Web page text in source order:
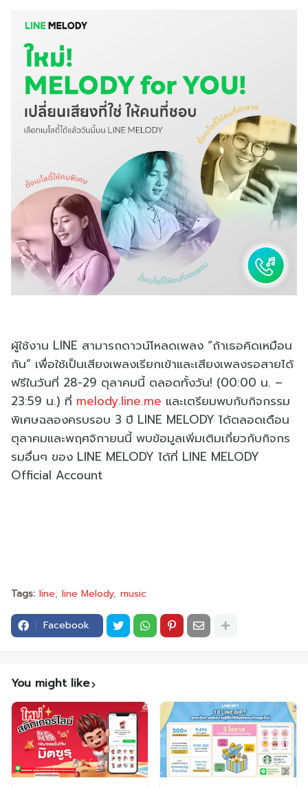
ผู้ใช้งาน LINE สามารถดาวน์โหลดเพลง “ถ้าเธอคิดเหมือน
กัน” เพื่อใช้เป็นเสียงเพลงเรียกเข้าและเสียงเพลงรอสายได้
ฟรีในวันที่ 28-29 ตุลาคมนี้ ตลอดทั้งวัน! (00:00 น. –
23:59 น.) ที่ melody.line.me และเตรียมพบกับกิจกรรม
พิเศษฉลองครบรอบ 3 ปี LINE MELODY ได้ตลอดเดือน
ตุลาคมและพฤศจิกายนนี้ พบข้อมูลเพิ่มเติมเกี่ยวกับกิจกร
รมอื่นๆ ของ LINE MELODY ได้ที่ LINE MELODY
Official Account
Tags: line line Melody music
Facebook
You might like